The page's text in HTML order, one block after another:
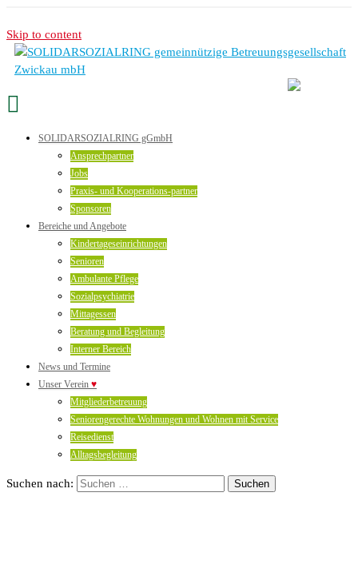
Skip to content
SOLIDARSOZIALRING gGmbH
Ansprechpartner
Jobs
Praxis- und Kooperations-partner
Sponsoren
Bereiche und Angebote
Kindertageseinrichtungen
Senioren
Ambulante Pflege
Sozialpsychiatrie
Mittagessen
Beratung und Begleitung
Interner Bereich
News und Termine
Unser Verein ♥
Mitgliederbetreuung
Seniorengerechte Wohnungen und Wohnen mit Service
Reisedienst
Alltagsbegleitung
Suchen nach: